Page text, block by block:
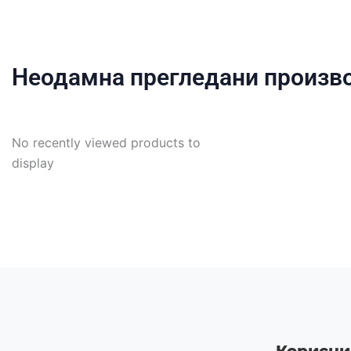
Неодамна прегледани
No recently viewed products to
display